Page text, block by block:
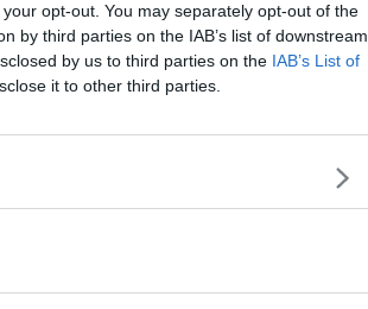
opt-out. You may separately opt-out of the
by third parties on the IAB’s list of downstream
by us to third parties on the IAB’s List of
it to other third parties.